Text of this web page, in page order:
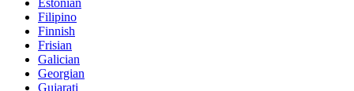
Filipino
Finnish
Frisian
Galician
Georgian
Gujarati